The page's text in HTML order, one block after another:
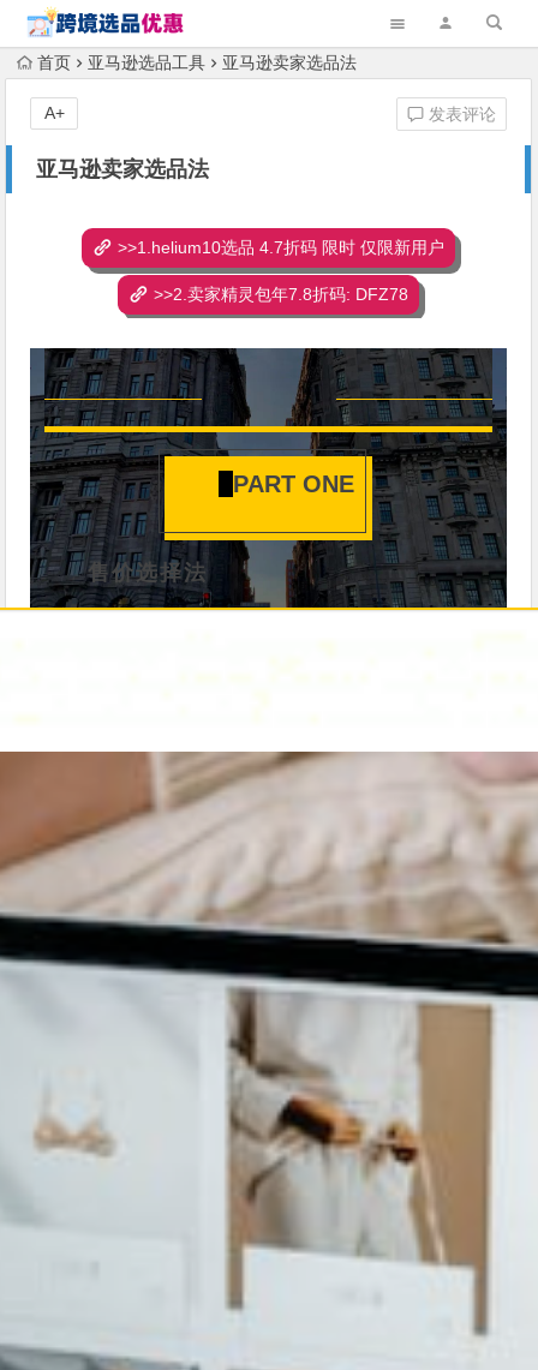
首页 亚马逊选品工具 亚马逊卖家选品法
亚马逊卖家选品法
发表评论
A+
>>1.helium10选品 4.7折码 限时 仅限新用户
>>2.卖家精灵包年7.8折码: DFZ78
PART ONE
售价选择法